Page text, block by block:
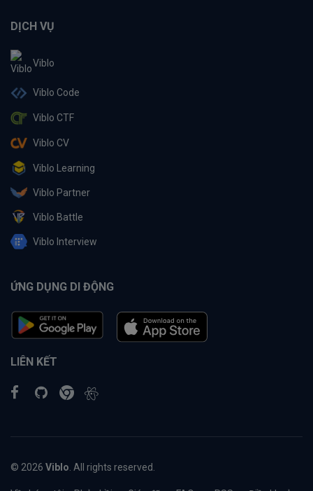
DỊCH VỤ
Viblo
Viblo Code
Viblo CTF
Viblo CV
Viblo Learning
Viblo Partner
Viblo Battle
Viblo Interview
ỨNG DỤNG DI ĐỘNG
LIÊN KẾT
© 2026 Viblo . All rights reserved.